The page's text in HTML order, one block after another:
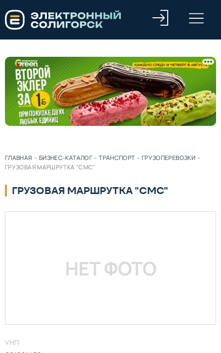
ГЛАВНАЯ - БИЗНЕС-КАТАЛОГ - ТРАНСПОРТ - ГРУЗОПЕРЕВОЗКИ -
ГРУЗОВАЯ МАРШРУТКА "СМС"
ГРУЗОВАЯ МАРШРУТКА "СМС"
НЕТ ФОТО
УНП